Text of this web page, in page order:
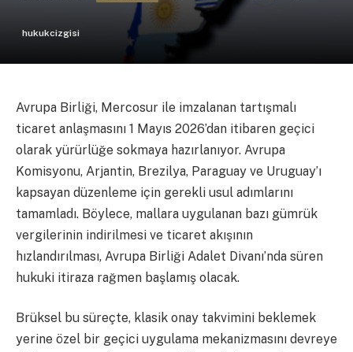
hukukcizgisi
Avrupa Birliği, Mercosur ile imzalanan tartışmalı
ticaret anlaşmasını 1 Mayıs 2026’dan itibaren geçici
olarak yürürlüğe sokmaya hazırlanıyor. Avrupa
Komisyonu, Arjantin, Brezilya, Paraguay ve Uruguay’ı
kapsayan düzenleme için gerekli usul adımlarını
tamamladı. Böylece, mallara uygulanan bazı gümrük
vergilerinin indirilmesi ve ticaret akışının
hızlandırılması, Avrupa Birliği Adalet Divanı’nda süren
hukuki itiraza rağmen başlamış olacak.
Brüksel bu süreçte, klasik onay takvimini beklemek
yerine özel bir geçici uygulama mekanizmasını devreye